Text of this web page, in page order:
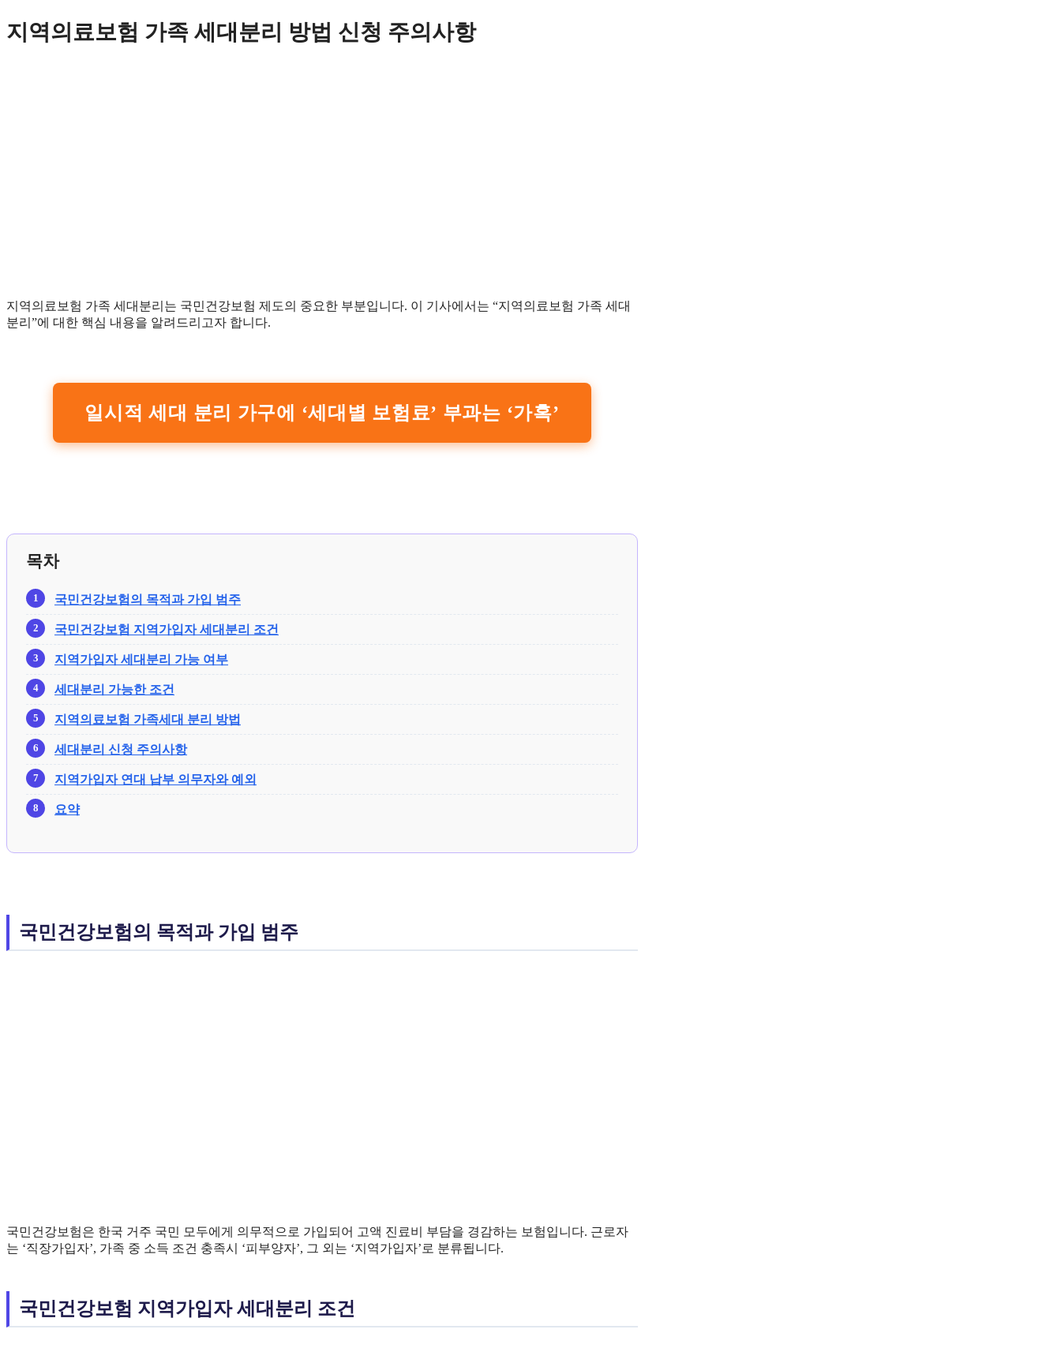
Skip
to
지역의료보험 가족 세대분리 방법 신청 주의사항
지역의료보험 가족 세대분리는 국민건강보험 제도의 중요한 부분입니다. 이 기사에서는 “지역의료보험 가족 세대
분리”에 대한 핵심 내용을 알려드리고자 합니다.
일시적 세대 분리 가구에 ‘세대별 보험료’ 부과는 ‘가혹’
목차
국민건강보험의 목적과 가입 범주
국민건강보험 지역가입자 세대분리 조건
지역가입자 세대분리 가능 여부
세대분리 가능한 조건
지역의료보험 가족세대 분리 방법
세대분리 신청 주의사항
지역가입자 연대 납부 의무자와 예외
요약
국민건강보험의 목적과 가입 범주
국민건강보험은 한국 거주 국민 모두에게 의무적으로 가입되어 고액 진료비 부담을 경감하는 보험입니다. 근로자
는 ‘직장가입자’, 가족 중 소득 조건 충족시 ‘피부양자’, 그 외는 ‘지역가입자’로 분류됩니다.
국민건강보험 지역가입자 세대분리 조건